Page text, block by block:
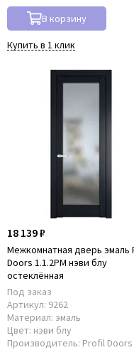
В корзину
Купить в 1 клик
18 139 ₽
Межкомнатная дверь эмаль
Doors 1.1.2PM нэви блу
остеклённая
Под заказ
Артикул: 9262
Материал: эмаль
Цвет: нэви блу
Производитель: Profil Doors